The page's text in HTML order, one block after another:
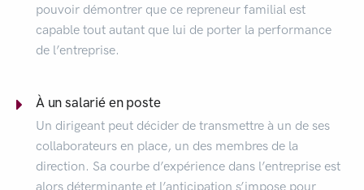
pouvoir démontrer que ce repreneur familial est
capable tout autant que lui de porter la performance
de l’entreprise.
À un salarié en poste
Un dirigeant peut décider de transmettre à un de ses
collaborateurs en place, un des membres de la
direction. Sa courbe d’expérience dans l’entreprise est
alors déterminante et l’anticipation s’impose pour